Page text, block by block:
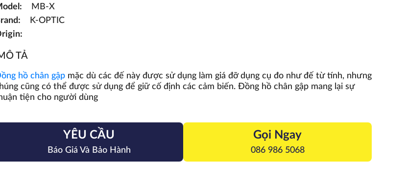
MB-X
K-OPTIC
TẢ
hồ chân gập mặc dù các đế này được sử dụng làm giá đỡ dụng cụ đo như đế từ tính, nhưng
cũng có thể được sử dụng để giữ cố định các cảm biến. Đồng hồ chân gập mang lại sự
tiện cho người dùng
YÊU CẦU
Báo Giá Và Bảo Hành
Gọi Ngay
086 986 5068